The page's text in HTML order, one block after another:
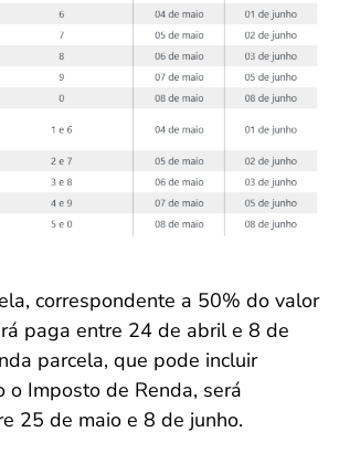
correspondente a 50% do valor
paga entre 24 de abril e 8 de
parcela, que pode incluir
o Imposto de Renda, será
25 de maio e 8 de junho.